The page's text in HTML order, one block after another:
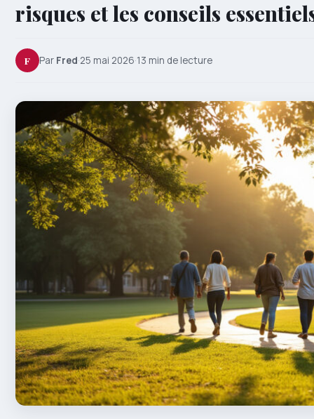
risques et les conseils
F Par Fred·25 mai 2026·13 min de lecture